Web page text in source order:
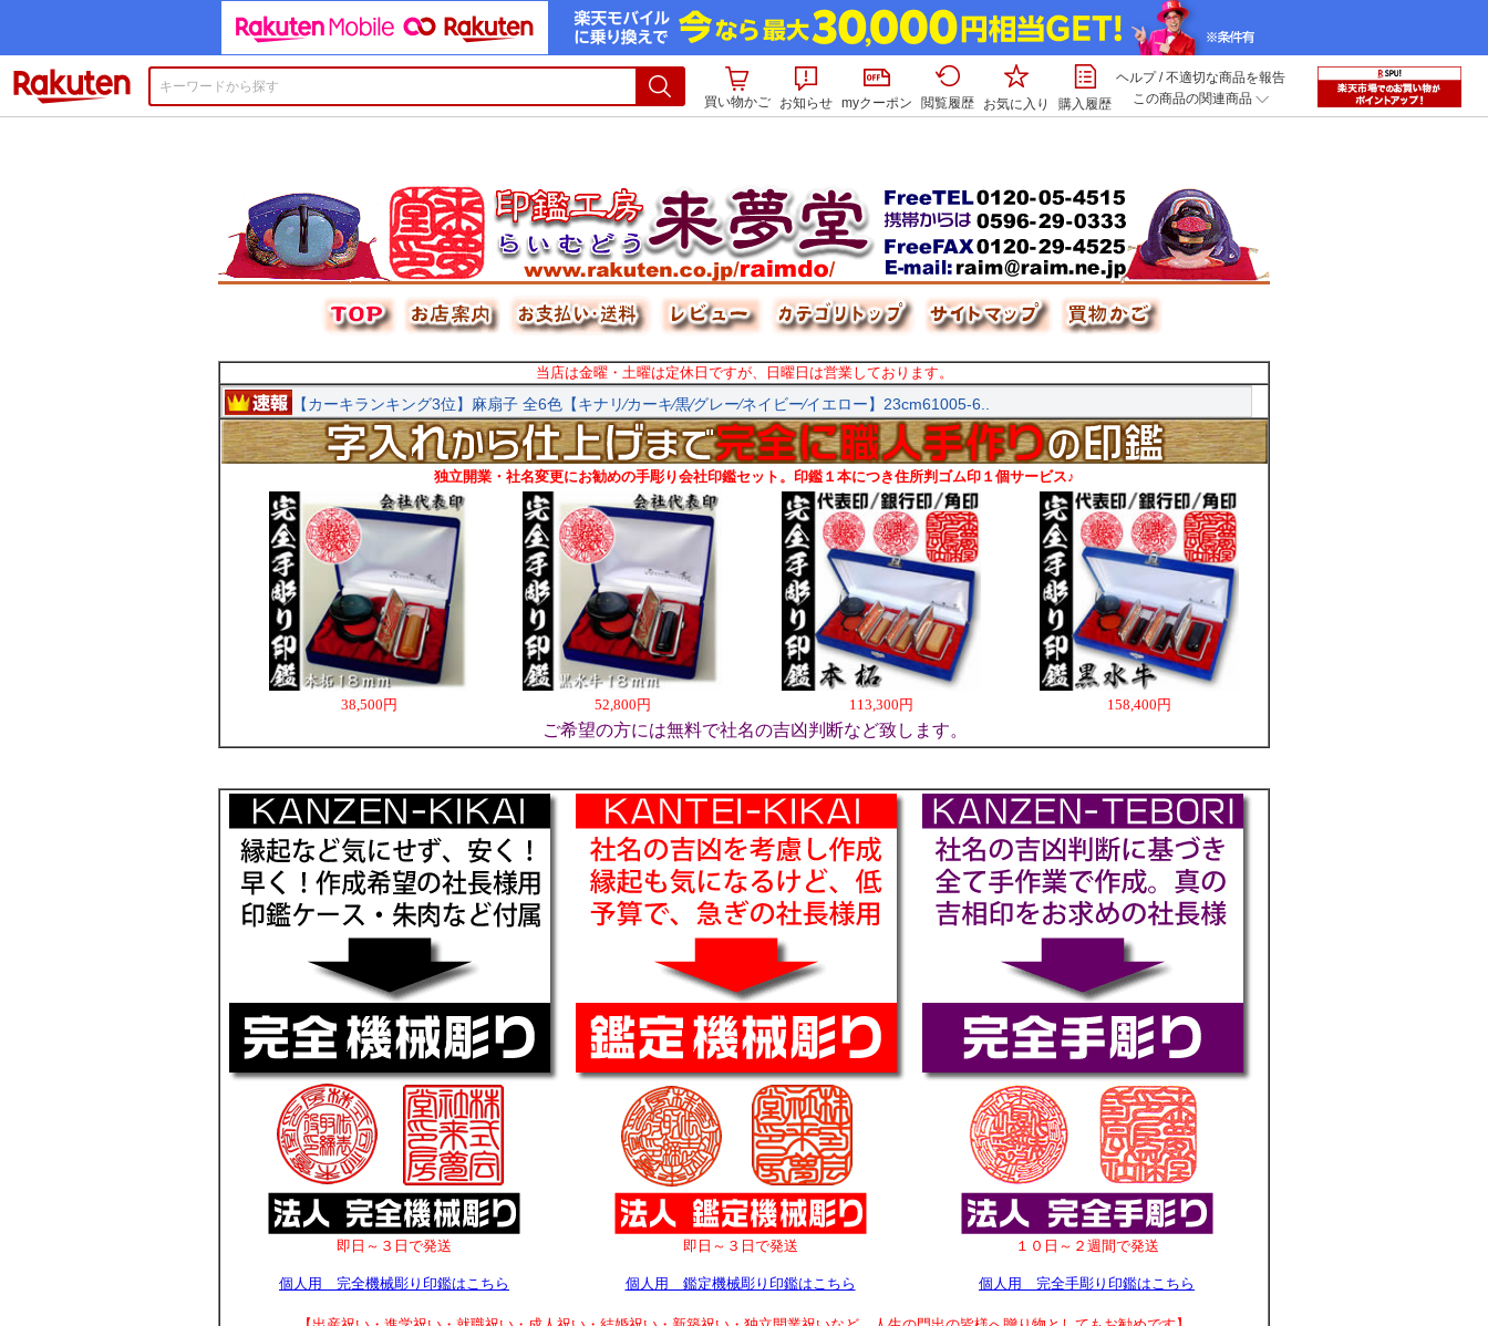
買い物かご
お知らせ myクーポン 閲覧履歴 お気に入り 購入履歴
ヘルプ/不適切な商品を報告
この商品の関連商品
当店は金曜・土曜は定休日ですが、日曜日は営業しております。
独立開業・社名変更にお勧めの手彫り会社印鑑セット。印鑑１本につき住所判ゴム印１個サービス♪
38,500円 52,800円 113,300円 158,400円
ご希望の方には無料で社名の吉凶判断など致します。
即日～３日で発送
個人用 完全機械彫り印鑑はこちら
即日～３日で発送
個人用 鑑定機械彫り印鑑はこちら
１０日～２週間で発送
個人用 完全手彫り印鑑はこちら